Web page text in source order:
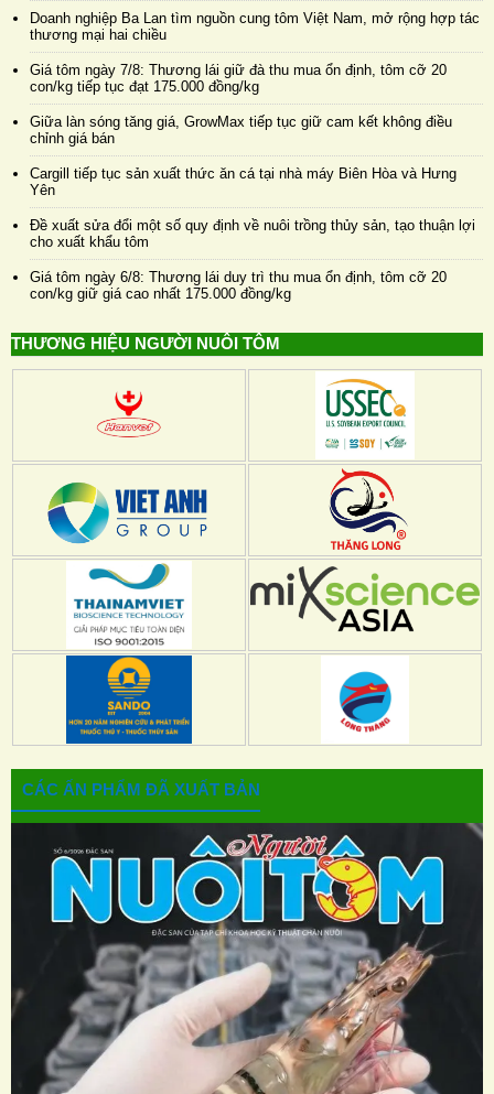
Doanh nghiệp Ba Lan tìm nguồn cung tôm Việt Nam, mở rộng hợp tác
thương mại hai chiều
Giá tôm ngày 7/8: Thương lái giữ đà thu mua ổn định, tôm cỡ 20
con/kg tiếp tục đạt 175.000 đồng/kg
Giữa làn sóng tăng giá, GrowMax tiếp tục giữ cam kết không điều
chỉnh giá bán
Cargill tiếp tục sản xuất thức ăn cá tại nhà máy Biên Hòa và Hưng
Yên
Đề xuất sửa đổi một số quy định về nuôi trồng thủy sản, tạo thuận lợi
cho xuất khẩu tôm
Giá tôm ngày 6/8: Thương lái duy trì thu mua ổn định, tôm cỡ 20
con/kg giữ giá cao nhất 175.000 đồng/kg
THƯƠNG HIỆU NGƯỜI NUÔI TÔM
CÁC ẤN PHẨM ĐÃ XUẤT BẢN